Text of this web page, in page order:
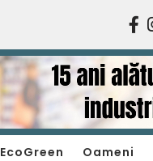
EcoGreen Oameni